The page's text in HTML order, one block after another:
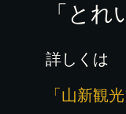
「と
詳しくは
「山新観